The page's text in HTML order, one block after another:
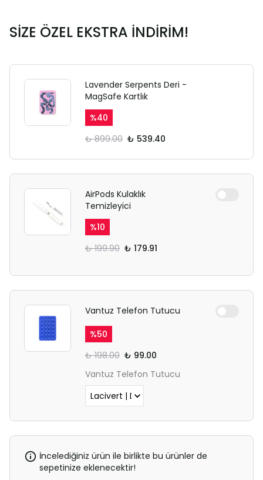
SİZE ÖZEL EKSTRA İNDİRİM!
Lavender Serpents Deri -
MagSafe Kartlık
%40
₺ 899.00 ₺ 539.40
AirPods Kulaklık
Temizleyici
%10
₺ 199.90 ₺ 179.91
Vantuz Telefon Tutucu
%50
₺ 198.00 ₺ 99.00
Vantuz Telefon Tutucu
İncelediğiniz ürün ile birlikte bu ürünler de
sepetinize eklenecektir!
UYARISI
Ödeme ekranı gizli sekmede
açılmayabilir.
Lütfen normal Safari
sekmesinden giriş yapın.